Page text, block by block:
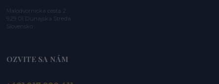
Malodvornícka cesta 2
929 01 Dunajská Streda
Slovensko
OZVITE SA NÁM